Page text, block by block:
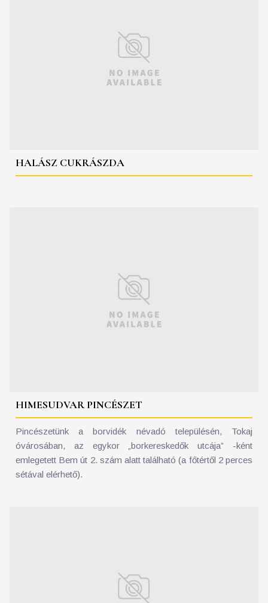
HALÁSZ CUKRÁSZDA
HIMESUDVAR PINCÉSZET
Pincészetünk a borvidék névadó településén, Tokaj
óvárosában, az egykor „borkereskedők utcája” -ként
emlegetett Bem út 2. szám alatt található (a főtértől 2 perces
sétával elérhető).